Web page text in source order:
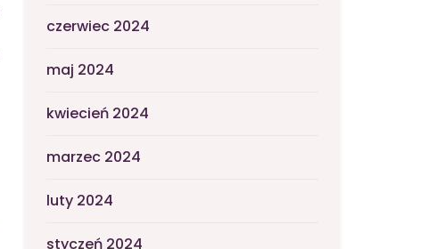
czerwiec 2024
maj 2024
kwiecień 2024
marzec 2024
luty 2024
styczeń 2024